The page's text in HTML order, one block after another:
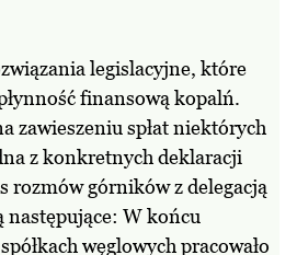
legislacyjne, które
finansową kopalń.
zawieszeniu spłat niektórych
z konkretnych deklaracji
rozmów górników z delegacją
następujące: W końcu
węglowych pracowało